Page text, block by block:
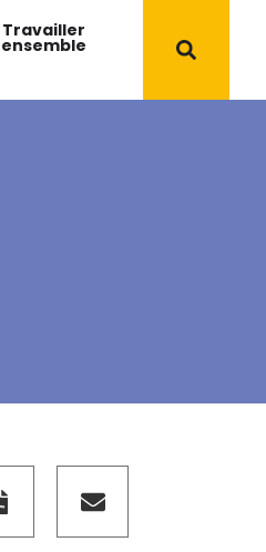
Travailler
ensemble